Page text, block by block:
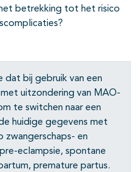
betrekking tot het risico
dat bij gebruik van een
uitzondering van MAO-
te switchen naar een
huidige gegevens met
en
eclampsie, spontane
premature partus.